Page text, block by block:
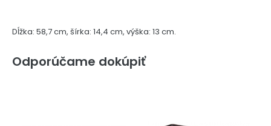
Dĺžka: 58,7 cm, šírka: 14,4 cm, výška: 13 cm.
Odporúčame dokúpiť